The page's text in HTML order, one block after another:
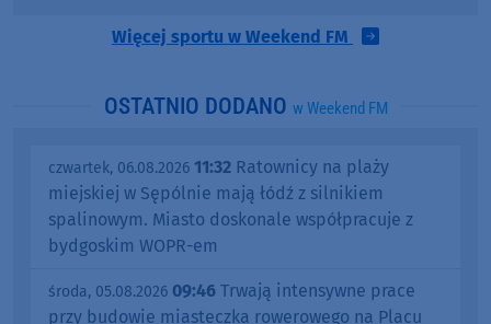
Więcej sportu w Weekend FM
OSTATNIO DODANO w Weekend FM
czwartek, 06.08.2026 11:32 Ratownicy na plaży
miejskiej w Sępólnie mają łódź z silnikiem
spalinowym. Miasto doskonale współpracuje z
bydgoskim WOPR-em
środa, 05.08.2026 09:46 Trwają intensywne prace
przy budowie miasteczka rowerowego na Placu